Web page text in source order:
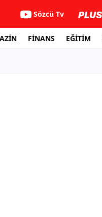
Sözcü Tv
FİNANS EĞİTİM